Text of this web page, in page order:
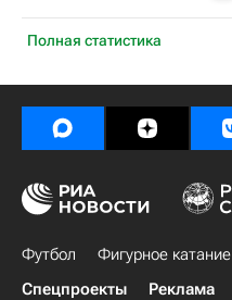
Полная статистика
Футбол Фигурное катание
Спецпроекты
Реклама